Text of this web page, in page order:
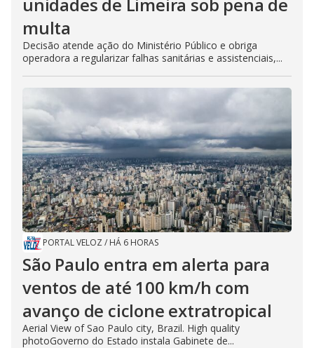
multa
Decisão atende ação do Ministério Público e obriga
operadora a regularizar falhas sanitárias e assistenciais,...
PORTAL VELOZ / HÁ 6 HORAS
São Paulo entra em alerta para
ventos de até 100 km/h com
avanço de ciclone extratropical
Aerial View of Sao Paulo city, Brazil. High quality
photoGoverno do Estado instala Gabinete de...